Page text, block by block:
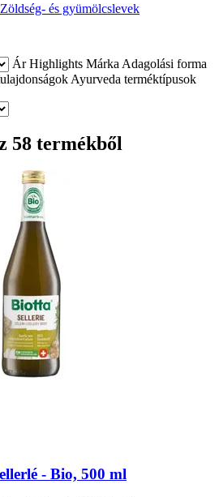
Zöldség- és gyümölcslevek
Ár Highlights Márka Adagolási forma
Ayurveda terméktípusok
58 termékből
-​ Bio, 500 ml